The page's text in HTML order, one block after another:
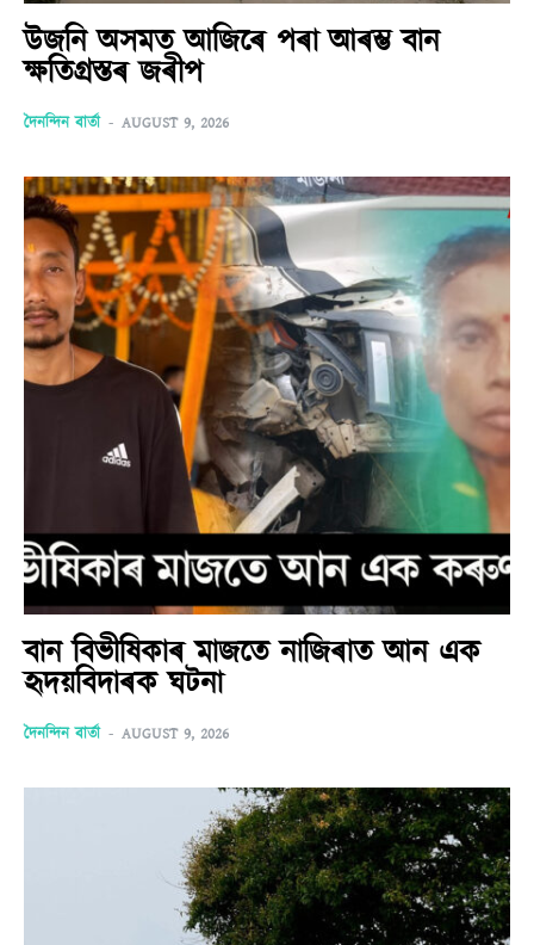
উজনি অসমত আজিৰে পৰা আৰম্ভ বান
ক্ষতিগ্ৰস্তৰ জৰীপ
দৈনন্দিন বাৰ্তা - AUGUST 9, 2026
বান বিভীষিকাৰ মাজতে নাজিৰাত আন এক
হৃদয়বিদাৰক ঘটনা
দৈনন্দিন বাৰ্তা - AUGUST 9, 2026